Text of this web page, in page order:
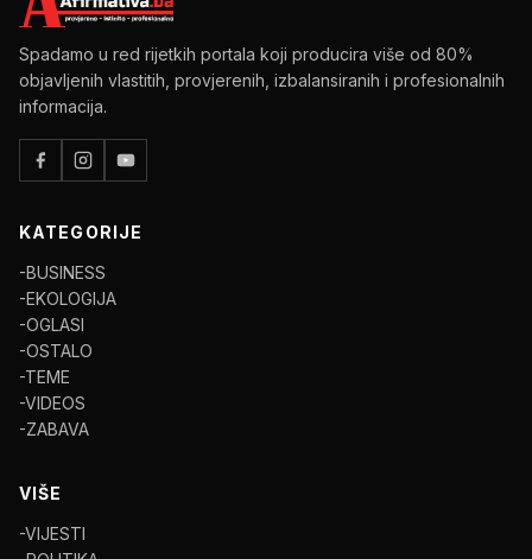
Spadamo u red rijetkih portala koji producira više od 80%
objavljenih vlastitih, provjerenih, izbalansiranih i profesionalnih
informacija.
KATEGORIJE
-BUSINESS
-EKOLOGIJA
-OGLASI
-OSTALO
-TEME
-VIDEOS
-ZABAVA
VIŠE
-VIJESTI